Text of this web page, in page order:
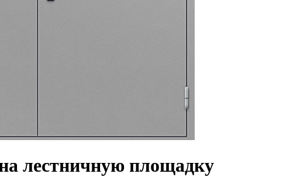
лестничную площадку